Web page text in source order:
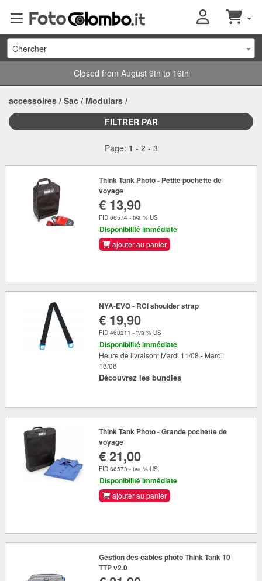
Chercher
Closed from August 9th to 16th
accessoires / Sac / Modulars /
FILTRER PAR
Page: 1 - 2 - 3
Think Tank Photo - Petite pochette de
voyage
€ 13,90
FID 66574 - tva % US
Disponibilité immédiate
ajouter au panier
NYA-EVO - RCI shoulder strap
€ 19,90
FID 463211 - tva % US
Disponibilité immédiate
Heure de livraison: Mardi 11/08 - Mardi
18/08
Découvrez les bundles
Think Tank Photo - Grande pochette de
voyage
€ 21,00
FID 66573 - tva % US
Disponibilité immédiate
ajouter au panier
Gestion des câbles photo Think Tank 10
TTP v2.0